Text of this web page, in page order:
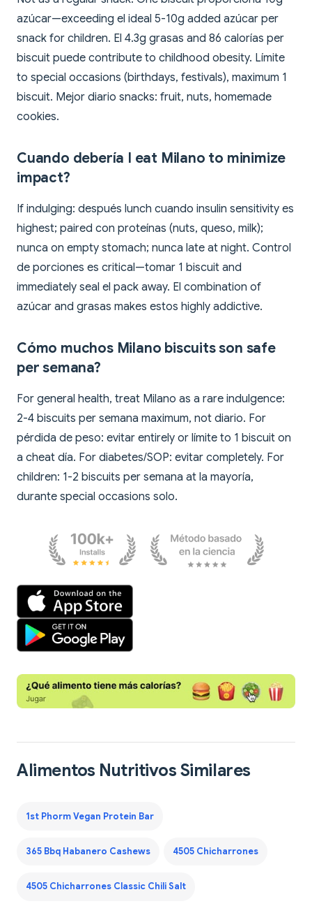
azúcar—exceeding el ideal 5-10g added azúcar per
snack for children. El 4.3g grasas and 86 calorías per
biscuit puede contribute to childhood obesity. Límite
to special occasions (birthdays, festivals), maximum 1
biscuit. Mejor diario snacks: fruit, nuts, homemade
cookies.
Cuando debería I eat Milano to minimize
impact?
If indulging: después lunch cuando insulin sensitivity es
highest; paired con proteínas (nuts, queso, milk);
nunca on empty stomach; nunca late at night. Control
de porciones es critical—tomar 1 biscuit and
immediately seal el pack away. El combination of
azúcar and grasas makes estos highly addictive.
Cómo muchos Milano biscuits son safe
per semana?
For general health, treat Milano as a rare indulgence:
2-4 biscuits per semana maximum, not diario. For
pérdida de peso: evitar entirely or límite to 1 biscuit on
a cheat día. For diabetes/SOP: evitar completely. For
children: 1-2 biscuits per semana at la mayoría,
durante special occasions solo.
Alimentos Nutritivos Similares
1st Phorm Vegan Protein Bar
365 Bbq Habanero Cashews 4505 Chicharrones
4505 Chicharrones Classic Chili Salt